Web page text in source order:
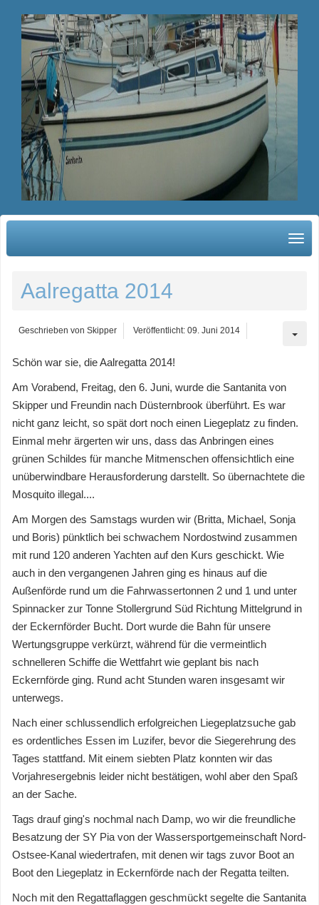
Aalregatta 2014
Geschrieben von Skipper Veröffentlicht: 09. Juni 2014
Schön war sie, die Aalregatta 2014!
Am Vorabend, Freitag, den 6. Juni, wurde die Santanita von
Skipper und Freundin nach Düsternbrook überführt. Es war
nicht ganz leicht, so spät dort noch einen Liegeplatz zu finden.
Einmal mehr ärgerten wir uns, dass das Anbringen eines
grünen Schildes für manche Mitmenschen offensichtlich eine
unüberwindbare Herausforderung darstellt. So übernachtete die
Mosquito illegal....
Am Morgen des Samstags wurden wir (Britta, Michael, Sonja
und Boris) pünktlich bei schwachem Nordostwind zusammen
mit rund 120 anderen Yachten auf den Kurs geschickt. Wie
auch in den vergangenen Jahren ging es hinaus auf die
Außenförde rund um die Fahrwassertonnen 2 und 1 und unter
Spinnacker zur Tonne Stollergrund Süd Richtung Mittelgrund in
der Eckernförder Bucht. Dort wurde die Bahn für unsere
Wertungsgruppe verkürzt, während für die vermeintlich
schnelleren Schiffe die Wettfahrt wie geplant bis nach
Eckernförde ging. Rund acht Stunden waren insgesamt wir
unterwegs.
Nach einer schlussendlich erfolgreichen Liegeplatzsuche gab
es ordentliches Essen im Luzifer, bevor die Siegerehrung des
Tages stattfand. Mit einem siebten Platz konnten wir das
Vorjahresergebnis leider nicht bestätigen, wohl aber den Spaß
an der Sache.
Tags drauf ging's nochmal nach Damp, wo wir die freundliche
Besatzung der SY Pia von der Wassersportgemeinschaft Nord-
Ostsee-Kanal wiedertrafen, mit denen wir tags zuvor Boot an
Boot den Liegeplatz in Eckernförde nach der Regatta teilten.
Noch mit den Regattaflaggen geschmückt segelte die Santanita